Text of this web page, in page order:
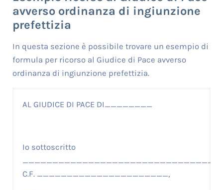
avverso ordinanza di ingiunzione
prefettizia
In questa sezione è possibile trovare un esempio di
formula per ricorso al Giudice di Pace avverso
ordinanza di ingiunzione prefettizia.
AL GIUDICE DI PACE DI________
Io sottoscritto
C.F. ______________________,